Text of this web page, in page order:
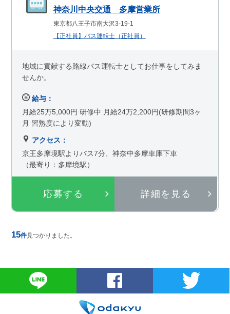
神奈川中央交通 多摩営業所
東京都八王子市南大沢3-19-1
【正社員】バス運転士（正社員）
応募する 詳細を見る
地域に貢献する路線バス運転士としてお仕事をしてみま
せんか。
給与：
月給25万5,000円 研修中 月給24万2,200円(研修期間3ヶ
月 習熟度により変動)
アクセス：
京王多摩境駅よりバス7分、神奈中多摩車庫下車
（最寄り：多摩境駅）
15件見つかりました。